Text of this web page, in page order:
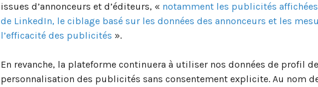
issues d’annonceurs et d’éditeurs, « notamment les publicités
de LinkedIn, le ciblage basé sur les données des annonceurs et les
l’efficacité des publicités ».
En revanche, la plateforme continuera à utiliser nos données de profil
personnalisation des publicités sans consentement explicite. Au nom